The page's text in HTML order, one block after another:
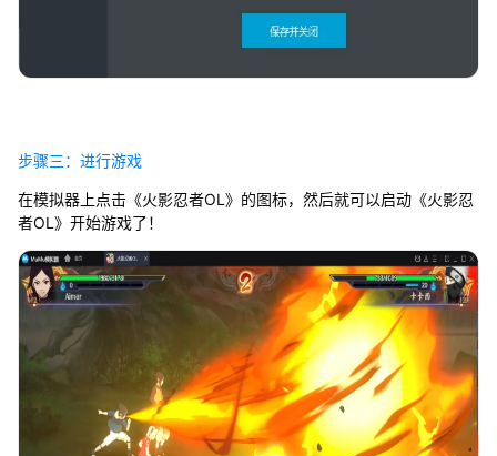
步骤三：进行游戏
在模拟器上点击《火影忍者OL》的图标，然后就可以启动《火影忍
者OL》开始游戏了！